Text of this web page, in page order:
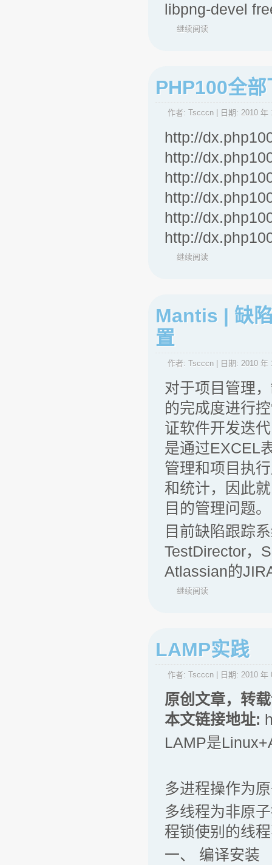
libpng-devel
继续阅读
PHP100全
作者: Tscccn | 日期: 2010 年
http://
http://
http://
http://
http://
http://
继续阅读
Mantis | 缺
置
作者: Tscccn | 日期: 2010 年
对于项目管理
的完成度进行
证软件开发迭
是通过EXCEL
管理和项目执
和统计，因此
目的管理问题。
目前缺陷跟踪
TestDirector，
Atlassian的
继续阅读
LAMP实践
作者: Tscccn | 日期: 2010 年
原创文章，转
本文链接地址:
LAMP是
多进程操作为
多线程为非原
程锁使别的线
一、 编译安装